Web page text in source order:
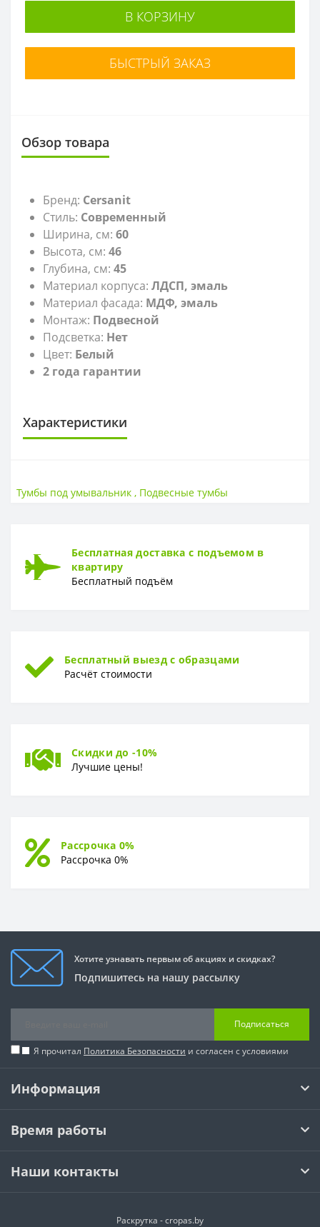
В КОРЗИНУ
БЫСТРЫЙ ЗАКАЗ
Обзор товара
Бренд: Cersanit
Стиль: Современный
Ширина, см: 60
Высота, см: 46
Глубина, см: 45
Материал корпуса: ЛДСП, эмаль
Материал фасада: МДФ, эмаль
Монтаж: Подвесной
Подсветка: Нет
Цвет: Белый
2 года гарантии
Характеристики
Высота
Тумбы под умывальник , Подвесные тумбы
Бесплатная доставка с подъемом в
квартиру
Бесплатный подъём
Бесплатный выезд с образцами
Расчёт стоимости
Скидки до -10%
Лучшие цены!
Рассрочка 0%
Рассрочка 0%
Хотите узнавать первым об акциях и скидках?
Подпишитесь на нашу рассылку
Подписаться
Я прочитал Политика Безопасности и согласен с условиями
Информация
Время работы
Наши контакты
Раскрутка -cropas.by